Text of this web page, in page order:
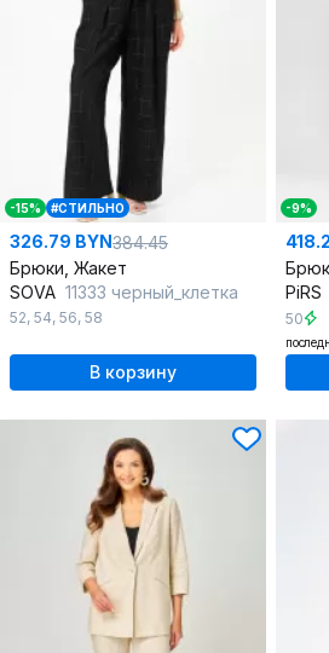
-15% #СТИЛЬНО
326.79 BYN384.45
Брюки, Жакет
SOVA 11333 черный_клетка
52, 54, 56, 58
В корзину
-9%
PiRS
50